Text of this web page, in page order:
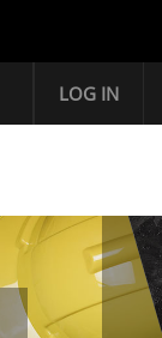
LOG IN